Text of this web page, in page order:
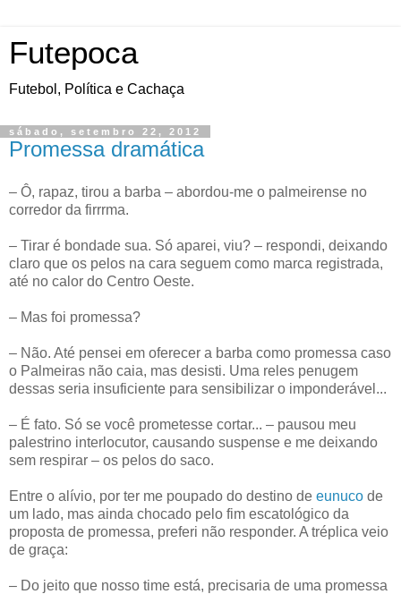
Futepoca
Futebol, Política e Cachaça
sábado, setembro 22, 2012
Promessa dramática
– Ô, rapaz, tirou a barba – abordou-me o palmeirense no
corredor da firrrma.
– Tirar é bondade sua. Só aparei, viu? – respondi, deixando
claro que os pelos na cara seguem como marca registrada,
até no calor do Centro Oeste.
– Mas foi promessa?
– Não. Até pensei em oferecer a barba como promessa caso
o Palmeiras não caia, mas desisti. Uma reles penugem
dessas seria insuficiente para sensibilizar o imponderável...
– É fato. Só se você prometesse cortar... – pausou meu
palestrino interlocutor, causando suspense e me deixando
sem respirar – os pelos do saco.
Entre o alívio, por ter me poupado do destino de eunuco de
um lado, mas ainda chocado pelo fim escatológico da
proposta de promessa, preferi não responder. A tréplica veio
de graça:
– Do jeito que nosso time está, precisaria de uma promessa